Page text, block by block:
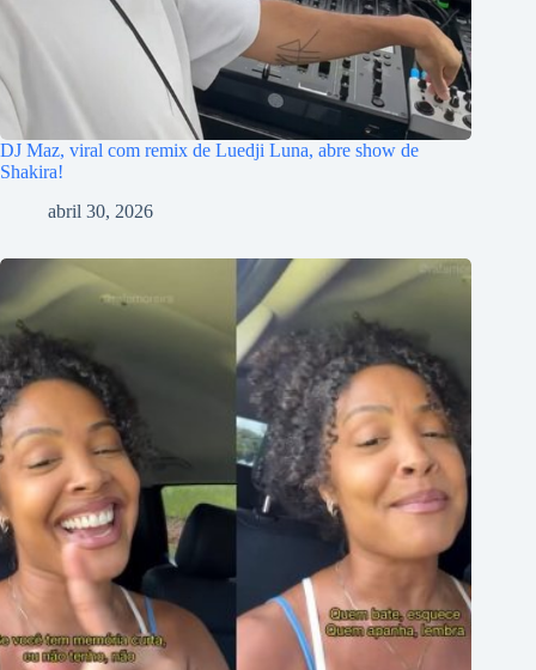
DJ Maz, viral com remix de Luedji Luna, abre show de
Shakira!
abril 30, 2026